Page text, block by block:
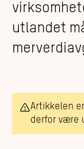
utlandet
Artikkelen
derfor være